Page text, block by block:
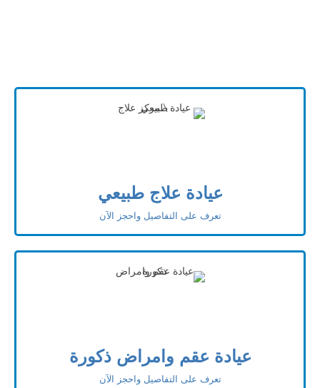
عيادة علاج طبيعي
تعرف على التفاصيل واحجز الآن
عيادة عقم وامراض ذكورة
تعرف على التفاصيل واحجز الآن